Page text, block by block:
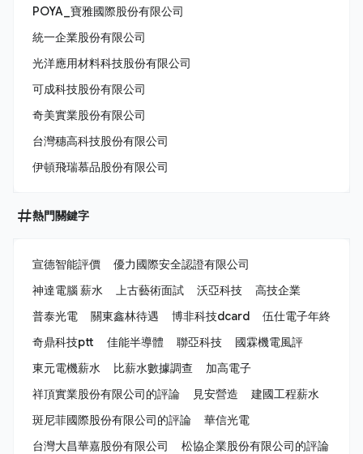
POYA_寶雅國際股份有限公司
統一企業股份有限公司
光洋應用材料科技股份有限公司
可成科技股份有限公司
奇美實業股份有限公司
台灣穗高科技股份有限公司
伊頓飛瑞慕品股份有限公司
熱門關鍵字
宣德智能評價
優力國際安全認證有限公司
神達電腦 薪水
上古藝術面試 沃亞科技
高技企業
普泰光電
關東鑫林待遇 博非科技dcard
伍仕電子年終
奇鼎科技ptt
佳能半導體 聯亞科技
國霖機電風評
東元電機薪水
比薪水數據調查
加高電子
祥頂實業股份有限公司的評論
見安營造
建國工程薪水
斑尼菲國際股份有限公司的評論
華信光電
台灣大昌華嘉股份有限公司
松協企業股份有限公司的評論